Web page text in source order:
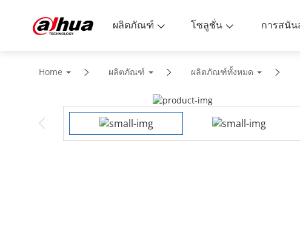
ผลิตภัณฑ์ โซลูชั่น
Home ผลิตภัณฑ์ ผลิตภัณฑ์ทั้งหมด